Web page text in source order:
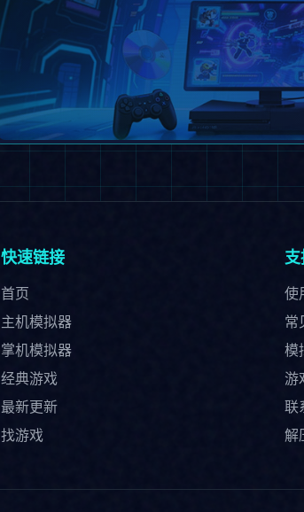
包含上百套主机掌机全集，一次下载全部拥有
查看合集
PS3模拟器《RPCS3
支持4K高清渲染，完美兼容所
快速链接
首页
主机模拟器
掌机模拟器
经典游戏
最新更新
找游戏
使
常
模
游
联
解